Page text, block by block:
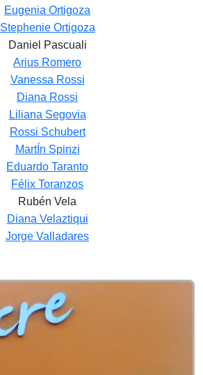
Eugenia Ortigoza
Stephenie Ortigoza
Daniel Pascuali
Arius Romero
Vanessa Rossi
Diana Rossi
Liliana Segovia
Rossi Schubert
MartÍn Spinzi
Eduardo Taranto
Félix Toranzos
Rubén Vela
Diana Velaztiqui
Jorge Valladares